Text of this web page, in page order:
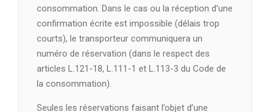
consommation. Dans le cas ou la réception d’une
confirmation écrite est impossible (délais trop
courts), le transporteur communiquera un
numéro de réservation (dans le respect des
articles L.121-18, L.111-1 et L.113-3 du Code de
la consommation).
Seules les réservations faisant l’objet d’une